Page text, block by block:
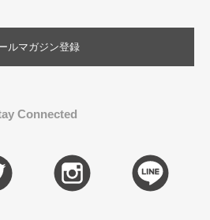
ルマガジン登録
Connected